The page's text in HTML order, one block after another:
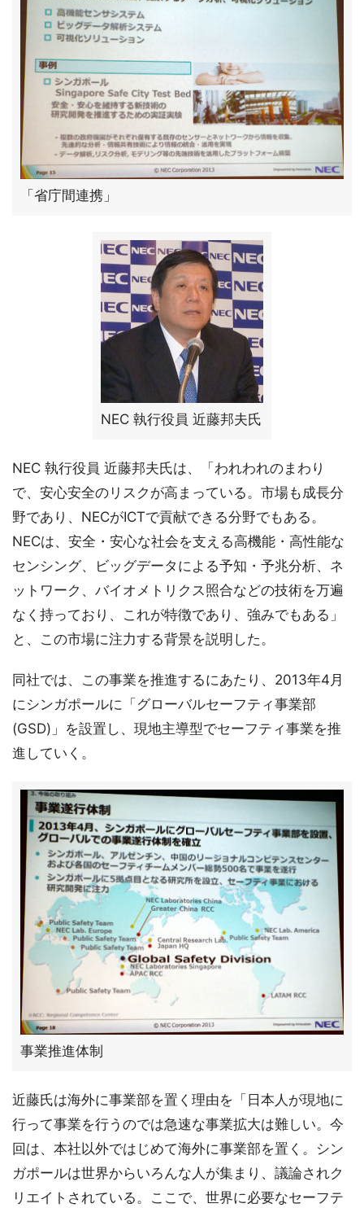
「省庁間連携」
NEC 執行役員 近藤邦夫氏
NEC 執行役員 近藤邦夫氏は、「われわれのまわり
で、安心安全のリスクが高まっている。市場も成長分
野であり、NECがICTで貢献できる分野でもある。
NECは、安全・安心な社会を支える高機能・高性能な
センシング、ビッグデータによる予知・予兆分析、ネ
ットワーク、バイオメトリクス照合などの技術を万遍
なく持っており、これが特徴であり、強みでもある」
と、この市場に注力する背景を説明した。
同社では、この事業を推進するにあたり、2013年4月
にシンガポールに「グローバルセーフティ事業部
(GSD)」を設置し、現地主導型でセーフティ事業を推
進していく。
事業推進体制
近藤氏は海外に事業部を置く理由を「日本人が現地に
行って事業を行うのでは急速な事業拡大は難しい。今
回は、本社以外ではじめて海外に事業部を置く。シン
ガポールは世界からいろんな人が集まり、議論されク
リエイトされている。ここで、世界に必要なセーフテ